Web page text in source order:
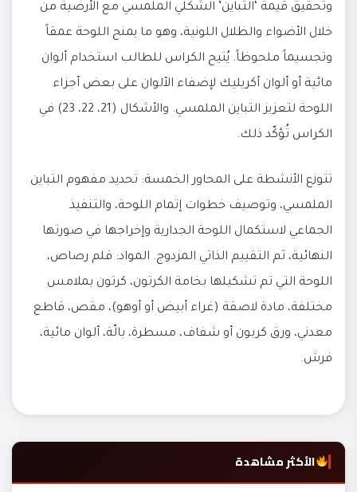
وتحقيق قيمة ‘التباين’ الشكلي الملمسي مع الأرضية من
خلال الأضواء والظلال اللونية، وهو ما يمنح اللوحة عمقاً
وتجسيماً ملحوظاً. يُتيح الكراس للطالب استخدام ألوان
مائية أو ألوان أكريليك لإضفاء الألوان على بعض أجزاء
اللوحة لتعزيز التباين الملمسي. والأشكال (21، 22، 23) في
الكراس تُؤكّد ذلك.
تتوزع الأنشطة على المحاور الخمسة: تحديد مفهوم التباين
الملمسي، وتوصيف خطوات إتمام اللوحة، والتنفيذ
الجماعي لاستكمال اللوحة الجدارية وإخراجها في صورتها
النهائية، ثم التقييم الذاتي المزدوج. المواد: قلم رصاص،
اللوحة التي تم تشكيلها بخامة الكرتون، كرتون بملامس
مختلفة، مادة لاصقة (غراء أبيض أو أوهو)، مقص، قاطع
معدني، ورق كربون أو شفاف، مسطرة، بالّة، ألوان مائية،
فرش.
الأكثر مشاهدة